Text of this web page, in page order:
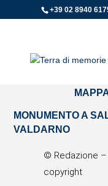
+39 02 8940
Home» Sculture e
MONUMENTO A
VALDARNO
© Redazione –
copyright